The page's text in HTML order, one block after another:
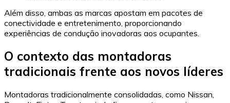
Além disso, ambas as marcas apostam em pacotes de
conectividade e entretenimento, proporcionando
experiências de condução inovadoras aos ocupantes.
O contexto das montadoras
tradicionais frente aos novos líderes
Montadoras tradicionalmente consolidadas, como Nissan,